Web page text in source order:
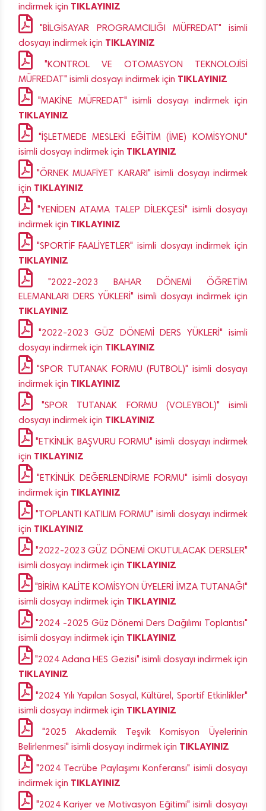
indirmek için TIKLAYINIZ
"BİLGİSAYAR PROGRAMCILIĞI MÜFREDAT" isimli
dosyayı indirmek için TIKLAYINIZ
"KONTROL VE OTOMASYON TEKNOLOJİSİ
MÜFREDAT" isimli dosyayı indirmek için TIKLAYINIZ
"MAKİNE MÜFREDAT" isimli dosyayı indirmek için
TIKLAYINIZ
"İŞLETMEDE MESLEKİ EĞİTİM (İME) KOMİSYONU"
isimli dosyayı indirmek için TIKLAYINIZ
"ÖRNEK MUAFİYET KARARI" isimli dosyayı indirmek
için TIKLAYINIZ
"YENİDEN ATAMA TALEP DİLEKÇESİ" isimli dosyayı
indirmek için TIKLAYINIZ
"SPORTİF FAALİYETLER" isimli dosyayı indirmek için
TIKLAYINIZ
"2022-2023 BAHAR DÖNEMİ ÖĞRETİM
ELEMANLARI DERS YÜKLERİ" isimli dosyayı indirmek için
TIKLAYINIZ
"2022-2023 GÜZ DÖNEMİ DERS YÜKLERİ" isimli
dosyayı indirmek için TIKLAYINIZ
"SPOR TUTANAK FORMU (FUTBOL)" isimli dosyayı
indirmek için TIKLAYINIZ
"SPOR TUTANAK FORMU (VOLEYBOL)" isimli
dosyayı indirmek için TIKLAYINIZ
"ETKİNLİK BAŞVURU FORMU" isimli dosyayı indirmek
için TIKLAYINIZ
"ETKİNLİK DEĞERLENDİRME FORMU" isimli dosyayı
indirmek için TIKLAYINIZ
"TOPLANTI KATILIM FORMU" isimli dosyayı indirmek
için TIKLAYINIZ
"2022-2023 GÜZ DÖNEMİ OKUTULACAK DERSLER"
isimli dosyayı indirmek için TIKLAYINIZ
"BİRİM KALİTE KOMİSYON ÜYELERİ İMZA TUTANAĞI"
isimli dosyayı indirmek için TIKLAYINIZ
"2024 -2025 Güz Dönemi Ders Dağılımı Toplantısı"
isimli dosyayı indirmek için TIKLAYINIZ
"2024 Adana HES Gezisi" isimli dosyayı indirmek için
TIKLAYINIZ
"2024 Yılı Yapılan Sosyal, Kültürel, Sportif Etkinlikler"
isimli dosyayı indirmek için TIKLAYINIZ
"2025 Akademik Teşvik Komisyon Üyelerinin
Belirlenmesi" isimli dosyayı indirmek için TIKLAYINIZ
"2024 Tecrübe Paylaşımı Konferansı" isimli dosyayı
indirmek için TIKLAYINIZ
"2024 Kariyer ve Motivasyon Eğitimi" isimli dosyayı